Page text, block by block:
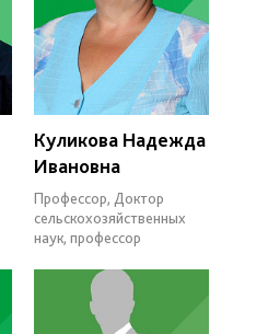
Куликова Надежда
Ивановна
Профессор, Доктор
сельскохозяйственных
наук, профессор